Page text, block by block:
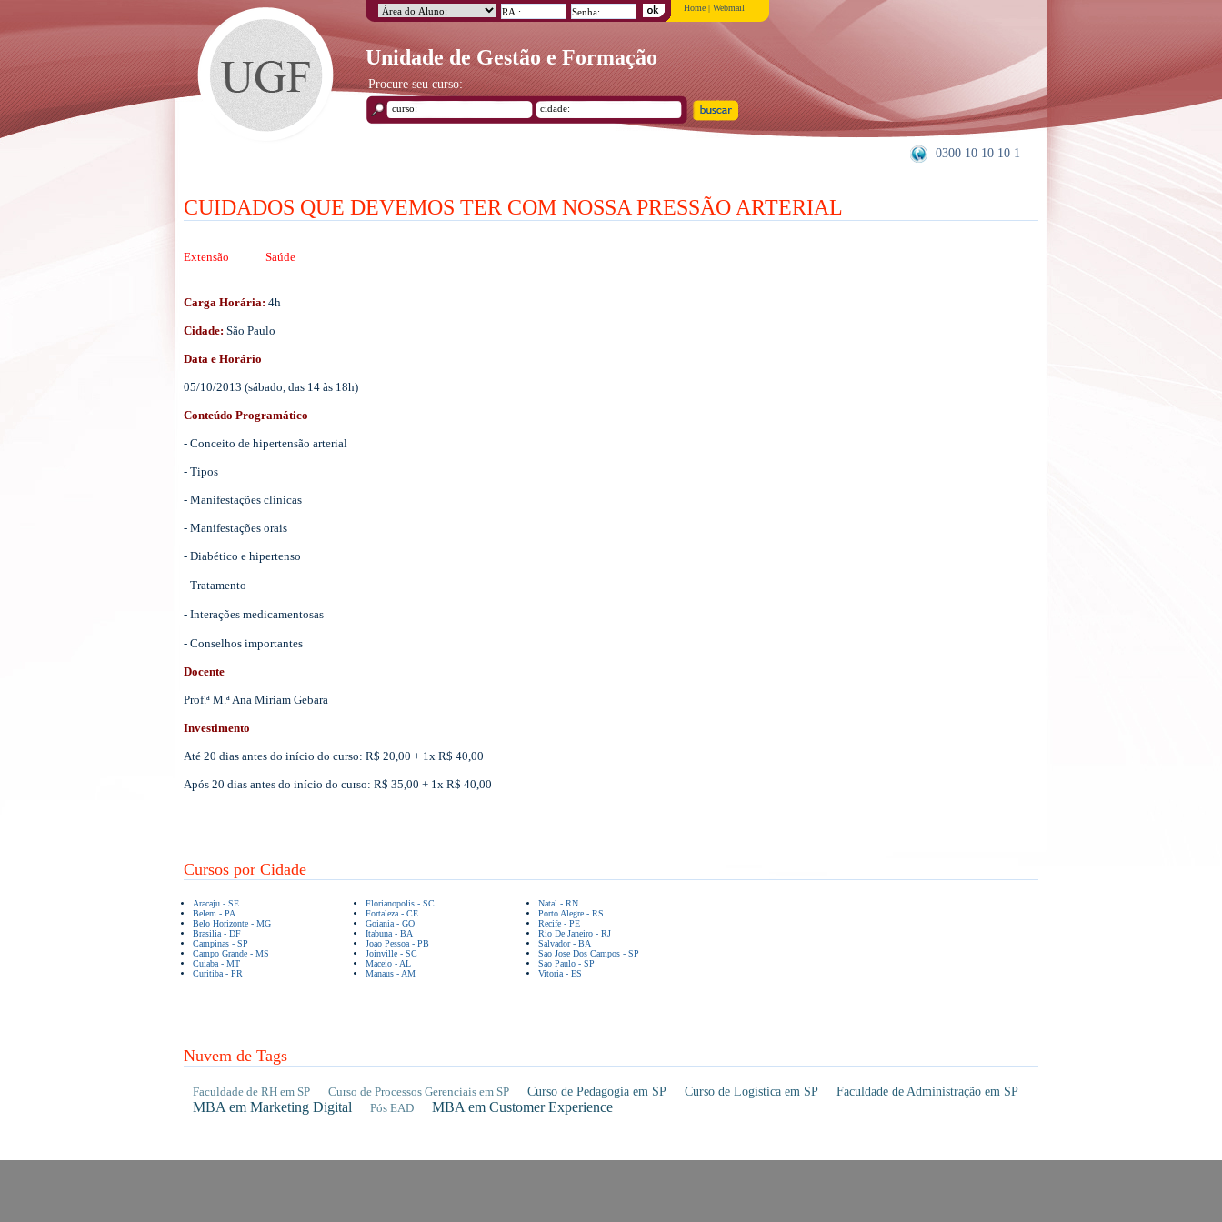
Unidade de Gestão e Formação
Home | Webmail
Procure seu curso:
0300 10 10 10 1
CUIDADOS QUE DEVEMOS TER COM NOSSA PRESSÃO ARTERIAL
Extensão Saúde
Carga Horária: 4h
Cidade: São Paulo
Data e Horário
05/10/2013 (sábado, das 14 às 18h)
Conteúdo Programático
- Conceito de hipertensão arterial
- Tipos
- Manifestações clínicas
- Manifestações orais
- Diabético e hipertenso
- Tratamento
- Interações medicamentosas
- Conselhos importantes
Docente
Prof.ª M.ª Ana Miriam Gebara
Investimento
Até 20 dias antes do início do curso: R$ 20,00 + 1x R$ 40,00
Após 20 dias antes do início do curso: R$ 35,00 + 1x R$ 40,00
Cursos por Cidade
Aracaju - SE
Belem - PA
Belo Horizonte - MG
Brasilia - DF
Campinas - SP
Campo Grande - MS
Cuiaba - MT
Curitiba - PR
Florianopolis - SC
Fortaleza - CE
Goiania - GO
Itabuna - BA
Joao Pessoa - PB
Joinville - SC
Maceio - AL
Manaus - AM
Natal - RN
Porto Alegre - RS
Recife - PE
Rio De Janeiro - RJ
Salvador - BA
Sao Jose Dos Campos - SP
Sao Paulo - SP
Vitoria - ES
Nuvem de Tags
Faculdade de RH em SP Curso de Processos Gerenciais em SP Curso de Pedagogia em SP Curso de Logística em SP Faculdade de Administração em SP
MBA em Marketing Digital Pós EAD MBA em Customer Experience